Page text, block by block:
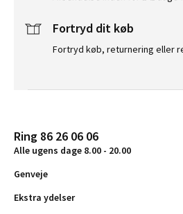
Fortryd dit køb
Fortryd køb, returnering eller
Ring 86 26 06 06
Alle ugens dage 8.00 - 20.00
Genveje
Ekstra ydelser